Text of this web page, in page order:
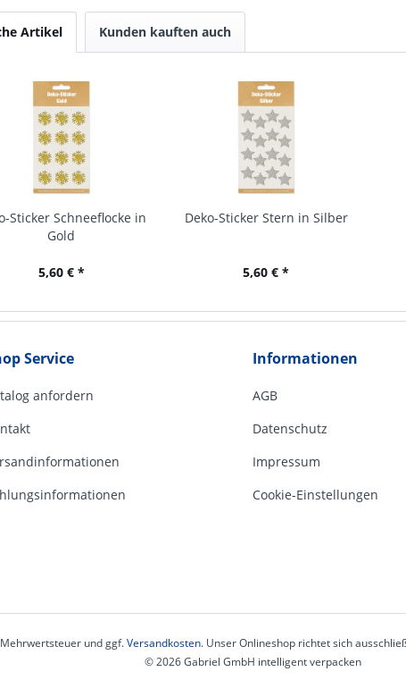
Artikel Kunden kauften auch
Sticker Schneeflocke in
Gold
5,60 € *
Deko-Sticker Stern in Silber
5,60 € *
Service
anfordern
Informationen
AGB
Datenschutz
Impressum
Cookie-Einstellungen
und ggf.Versandkosten. Unser Onlineshop richtet sich
© 2026 Gabriel GmbH intelligent verpacken